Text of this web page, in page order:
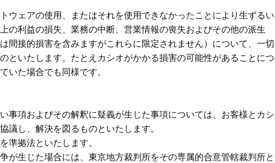
ウェアの使用、またはそれを使用できなかったことにより生ずるい
の利益の損失、業務の中断、営業情報の喪失およびその他の派生
間接的損害を含みますがこれらに限定されません）について、一切
といたします。たとえカシオがかかる損害の可能性があることにつ
いた場合でも同様です。
事項およびその解釈に疑義が生じた事項については、お客様とカシ
議し、解決を図るものといたします。
準拠法といたします。
が生じた場合には、東京地方裁判所をその専属的合意管轄裁判所と